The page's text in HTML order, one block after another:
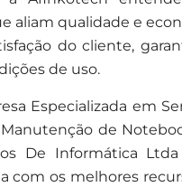
aliam qualidade e
do cliente,
de uso.
Especializada em
de
De Informática
os melhores